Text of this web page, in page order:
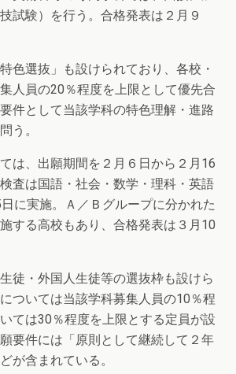
試験）を行う。合格発表は２月９
色選抜」も設けられており、各校・
人員の20％程度を上限として優先合
件として当該学科の特色理解・進路
う。
は、出願期間を２月６日から２月16
査は国語・社会・数学・理科・英語
に実施。Ａ／Ｂグループに分かれた
する高校もあり、合格発表は３月10
徒・外国人生徒等の選抜枠も設けら
ついては当該学科募集人員の10％程
ては30％程度を上限とする定員が設
要件には「原則として継続して２年
が含まれている。